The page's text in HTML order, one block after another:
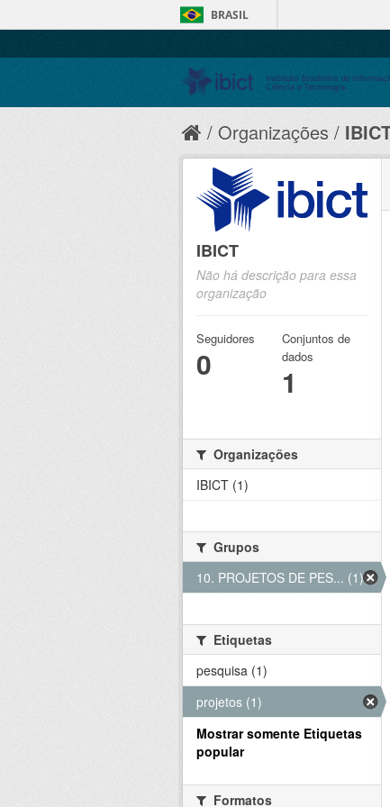
BRASIL
Organizações
IBICT
Não há descrição para essa
organização
Seguidores
0
Conjuntos de
dados
1
Organizações
IBICT (1)
Grupos
10. PROJETOS DE PES... (1)
Etiquetas
pesquisa (1)
projetos (1)
Mostrar somente Etiquetas
popular
Formatos